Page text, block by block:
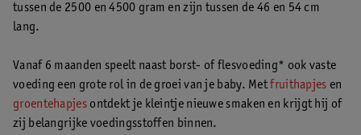
tussen de 2500 en 4500 gram en zijn tussen de 46 en 54 cm
lang.
Vanaf 6 maanden speelt naast borst- of flesvoeding* ook vaste
voeding een grote rol in de groei van je baby. Metfruithapjes en
groentehapjesontdekt je kleintje nieuwe smaken en krijgt hij of
zij belangrijke voedingsstoffen binnen.